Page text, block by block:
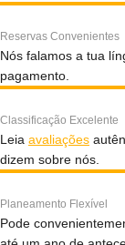
Reservas Convenientes
Nós falamos a tua
pagamento.
Classificação Excelente
Leia avaliações
dizem sobre nós.
Planeamento Flexível
Pode